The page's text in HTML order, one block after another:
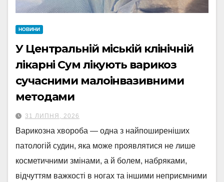
НОВИНИ
У Центральній міській клінічній
лікарні Сум лікують варикоз
сучасними малоінвазивними
методами
31 ЛИПНЯ, 2026
Варикозна хвороба — одна з найпоширеніших
патологій судин, яка може проявлятися не лише
косметичними змінами, а й болем, набряками,
відчуттям важкості в ногах та іншими неприємними